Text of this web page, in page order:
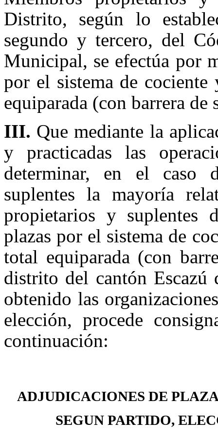
Distrito, según lo
segundo y tercero, del
Municipal, se efectúa por
por el sistema de
equiparada (con barrera de
III. Que mediante la
y practicadas las
determinar, en el caso
suplentes la mayoría
propietarios y suplentes
plazas por el sistema de
total equiparada (con
distrito del cantón Escazú
obtenido las
elección, procede
continuación:
ADJUDICACIONES DE
SEGUN PARTIDO,